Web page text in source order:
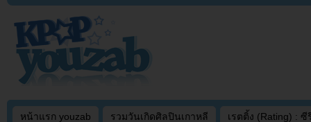
หน้าแรก youzab รวมวันเกิดศิลปินเกาหลี เรตติ้ง (Rating) : ซี